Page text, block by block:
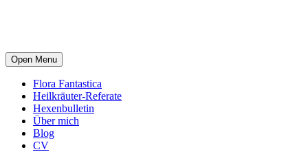
Open Menu
Flora Fantastica
Heilkräuter-Referate
Hexenbulletin
Über mich
Blog
CV